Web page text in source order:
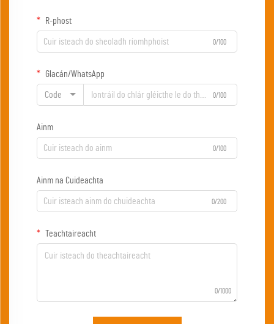
R-phost
0/100
Glacán/WhatsApp
Code 0/100
Ainm
0/100
Ainm na Cuideachta
0/200
Teachtaireacht
0/1000